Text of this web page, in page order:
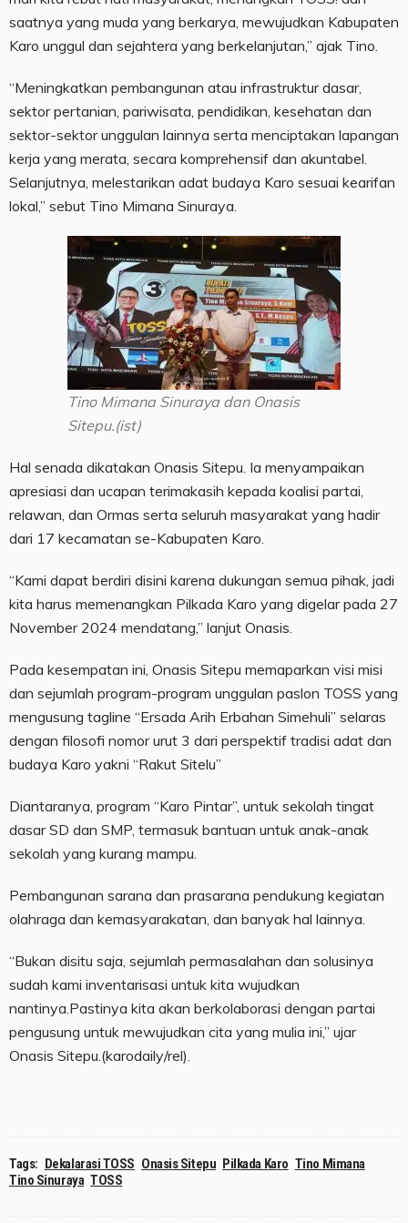
saatnya yang muda yang berkarya, mewujudkan Kabupaten
Karo unggul dan sejahtera yang berkelanjutan,” ajak Tino.
“Meningkatkan pembangunan atau infrastruktur dasar,
sektor pertanian, pariwisata, pendidikan, kesehatan dan
sektor-sektor unggulan lainnya serta menciptakan lapangan
kerja yang merata, secara komprehensif dan akuntabel.
Selanjutnya, melestarikan adat budaya Karo sesuai kearifan
lokal,” sebut Tino Mimana Sinuraya.
Tino Mimana Sinuraya dan Onasis
Sitepu.(ist)
Hal senada dikatakan Onasis Sitepu. Ia menyampaikan
apresiasi dan ucapan terimakasih kepada koalisi partai,
relawan, dan Ormas serta seluruh masyarakat yang hadir
dari 17 kecamatan se-Kabupaten Karo.
“Kami dapat berdiri disini karena dukungan semua pihak, jadi
kita harus memenangkan Pilkada Karo yang digelar pada 27
November 2024 mendatang,” lanjut Onasis.
Pada kesempatan ini, Onasis Sitepu memaparkan visi misi
dan sejumlah program-program unggulan paslon TOSS yang
mengusung tagline “Ersada Arih Erbahan Simehuli” selaras
dengan filosofi nomor urut 3 dari perspektif tradisi adat dan
budaya Karo yakni “Rakut Sitelu”
Diantaranya, program “Karo Pintar”, untuk sekolah tingat
dasar SD dan SMP, termasuk bantuan untuk anak-anak
sekolah yang kurang mampu.
Pembangunan sarana dan prasarana pendukung kegiatan
olahraga dan kemasyarakatan, dan banyak hal lainnya.
“Bukan disitu saja, sejumlah permasalahan dan solusinya
sudah kami inventarisasi untuk kita wujudkan
nantinya.Pastinya kita akan berkolaborasi dengan partai
pengusung untuk mewujudkan cita yang mulia ini,” ujar
Onasis Sitepu.(karodaily/rel).
Tags: Dekalarasi TOSS Onasis Sitepu Pilkada Karo Tino Mimana
Tino Sinuraya TOSS